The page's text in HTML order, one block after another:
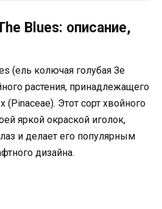
Blues: описание,
(ель колючая голубая Зе
растения, принадлежащего
(Pinaceae). Этот сорт хвойного
яркой окраской иголок,
и делает его популярным
дизайна.